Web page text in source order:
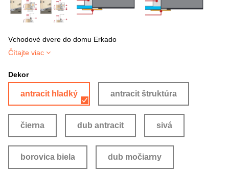
Vchodové dvere do domu Erkado
Čítajte viac
Dekor
antracit hladký antracit štruktúra
čierna dub antracit sivá
borovica biela dub močiarny